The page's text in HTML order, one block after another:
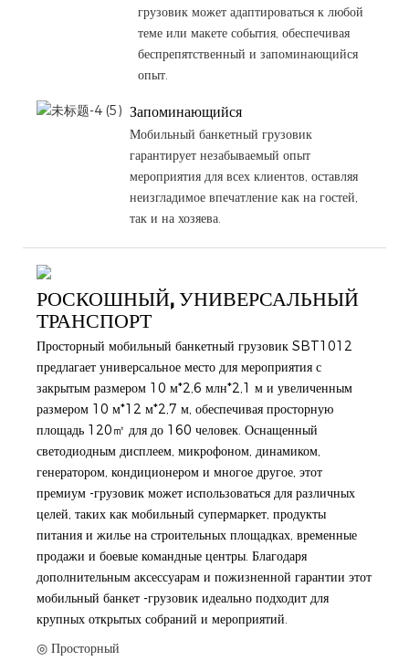
грузовик может адаптироваться к любой
теме или макете события, обеспечивая
беспрепятственный и запоминающийся
опыт.
Запоминающийся
Мобильный банкетный грузовик
гарантирует незабываемый опыт
мероприятия для всех клиентов, оставляя
неизгладимое впечатление как на гостей,
так и на хозяева.
РОСКОШНЫЙ, УНИВЕРСАЛЬНЫЙ
ТРАНСПОРТ
Просторный мобильный банкетный грузовик SBT1012
предлагает универсальное место для мероприятия с
закрытым размером 10 м*2,6 млн*2,1 м и увеличенным
размером 10 м*12 м*2,7 м, обеспечивая просторную
площадь 120㎡ для до 160 человек. Оснащенный
светодиодным дисплеем, микрофоном, динамиком,
генератором, кондиционером и многое другое, этот
премиум -грузовик может использоваться для различных
целей, таких как мобильный супермаркет, продукты
питания и жилье на строительных площадках, временные
продажи и боевые командные центры. Благодаря
дополнительным аксессуарам и пожизненной гарантии этот
мобильный банкет -грузовик идеально подходит для
крупных открытых собраний и мероприятий.
◎ Просторный